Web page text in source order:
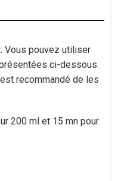
Vous pouvez utiliser
ci-dessous.
recommandé de les
200 ml et 15 mn pour